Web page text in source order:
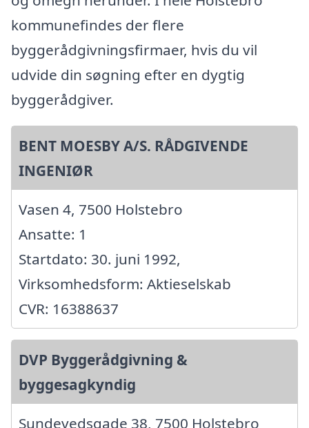
kommunefindes der flere
byggerådgivningsfirmaer, hvis du vil
udvide din søgning efter en dygtig
byggerådgiver.
BENT MOESBY A/S. RÅDGIVENDE
INGENIØR
Vasen 4, 7500 Holstebro
Ansatte: 1
Startdato: 30. juni 1992,
Virksomhedsform: Aktieselskab
CVR: 16388637
DVP Byggerådgivning &
byggesagkyndig
Sundevedsgade 38, 7500 Holstebro